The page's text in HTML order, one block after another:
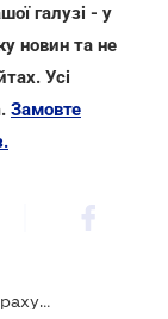
галузі - у
новин та не
Усі
Замовте
Арешт коштів боржників на банківських рахунках проводитимуть по-новому